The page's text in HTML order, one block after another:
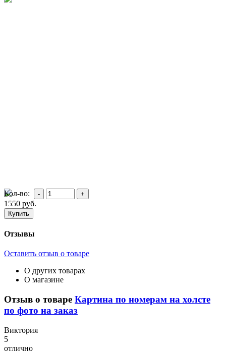
Кол-во:
1550 руб.
Отзывы
Оставить отзыв о товаре
О других товарах
О магазине
Отзыв о товаре Картина по номерам на холсте
по фото на заказ
Виктория
5
отлично